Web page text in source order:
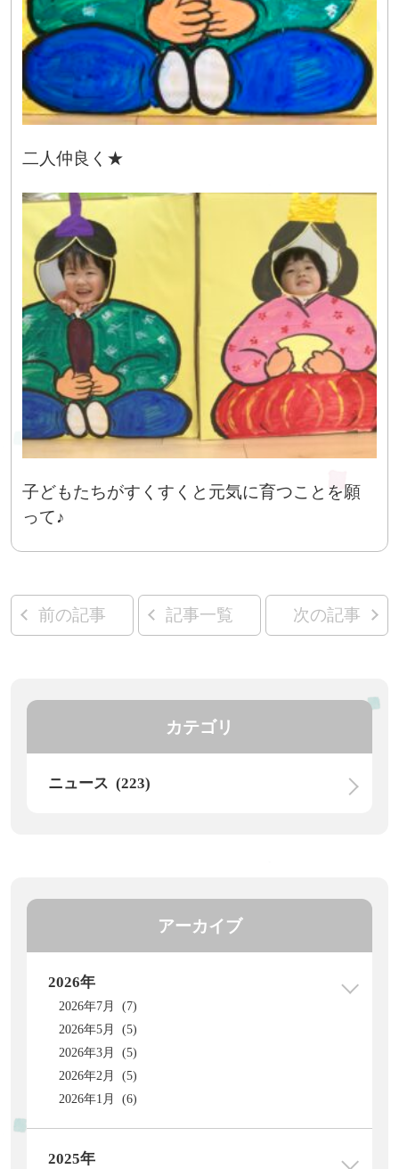
二人仲良く★
子どもたちがすくすくと元気に育つことを願
って♪
前の記事 記事一覧 次の記事
カテゴリ
ニュース (223)
アーカイブ
2026年
2026年7月 (7)
2026年5月 (5)
2026年3月 (5)
2026年2月 (5)
2026年1月 (6)
2025年